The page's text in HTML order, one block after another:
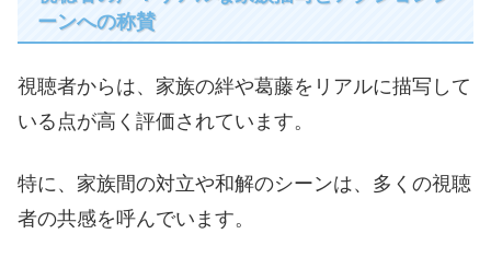
ーンへの称賛
視聴者からは、家族の絆や葛藤をリアルに描写して
いる点が高く評価されています。
特に、家族間の対立や和解のシーンは、多くの視聴
者の共感を呼んでいます。